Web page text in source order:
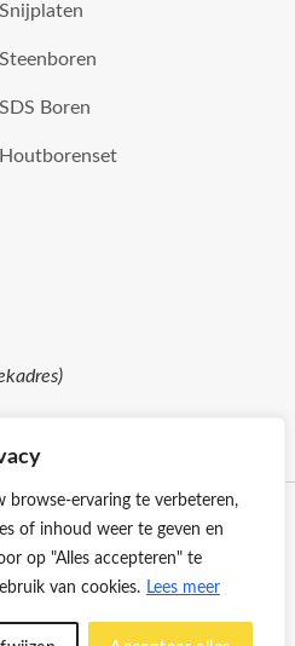
browse-ervaring te verbeteren,
of inhoud weer te geven en
op "Alles accepteren" te
van cookies. Lees meer
Snijplaten
Steenboren
SDS Boren
Houtborenset